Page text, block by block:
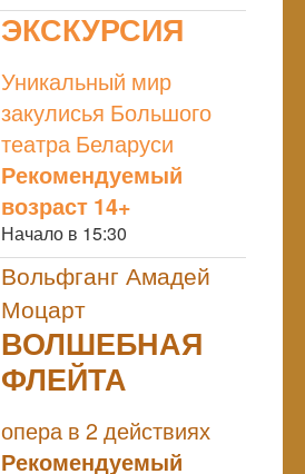
ЭКСКУРСИЯ
Уникальный мир
закулисья Большого
театра Беларуси
Рекомендуемый
возраст 14+
Начало в 15:30
Вольфганг Амадей
Моцарт
ВОЛШЕБНАЯ
ФЛЕЙТА
опера в 2 действиях
Рекомендуемый